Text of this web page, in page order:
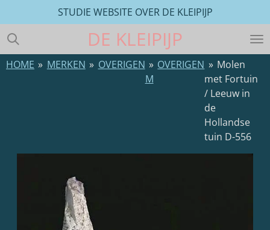
direct
naar
de
hoofdinhoud
DE KLEIPIJP
STUDIE WEBSITE OVER DE KLEIPIJP
HOME » MERKEN » OVERIGEN » OVERIGEN
M
» Molen
met Fortuin
/ Leeuw in
de
Hollandse
tuin D-556